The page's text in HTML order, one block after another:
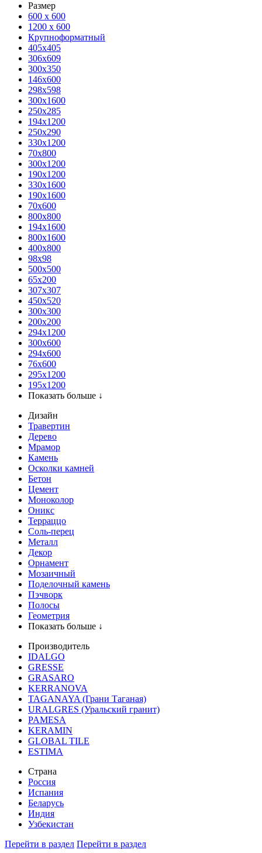
Размер
600 х 600
1200 х 600
Крупноформатный
405x405
306x609
300x350
146x600
298x598
300x1600
250x285
194x1200
250x290
330x1200
70x800
300x1200
190x1200
330x1600
190x1600
70x600
800x800
194x1600
800x1600
400х800
98x98
500x500
65x200
307x307
450x520
300x300
200x200
294x1200
300x600
294x600
76х600
295х1200
195х1200
Показать больше ↓
Дизайн
Травертин
Дерево
Мрамор
Камень
Осколки камней
Бетон
Цемент
Моноколор
Оникс
Терраццо
Соль-перец
Металл
Декор
Орнамент
Мозаичный
Поделочный камень
Пэчворк
Полосы
Геометрия
Показать больше ↓
Производитель
IDALGO
GRESSE
GRASARO
KERRANOVA
TAGANAYA (Грани Таганая)
URALGRES (Уральский гранит)
PAMESA
KERAMIN
GLOBAL TILE
ESTIMA
Страна
Россия
Испания
Беларусь
Индия
Узбекистан
Перейти в раздел Перейти в раздел